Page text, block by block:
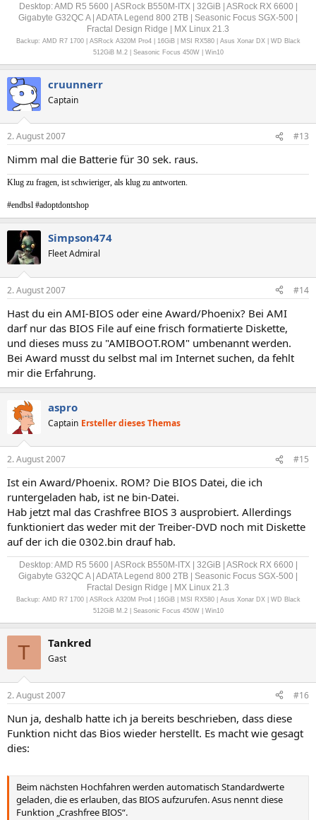
Desktop: AMD R5 5600 | ASRock B550M-ITX | 32GiB | ASRock RX 6600 |
Gigabyte G32QC A | ADATA Legend 800 2TB | Seasonic Focus SGX-500 |
Fractal Design Ridge | MX Linux 21.3
Backup: AMD R7 1700 | ASRock A320M Pro4 | 16GiB | MSI RX580 | Asus Xonar DX | WD Black
512GiB M.2 | Seasonic Focus 450W | Win10
cruunnerr
Captain
2. August 2007 #13
Nimm mal die Batterie für 30 sek. raus.
Klug zu fragen, ist schwieriger, als klug zu antworten.
#endbsl #adoptdontshop
Simpson474
Fleet Admiral
2. August 2007 #14
Hast du ein AMI-BIOS oder eine Award/Phoenix? Bei AMI
darf nur das BIOS File auf eine frisch formatierte Diskette,
und dieses muss zu "AMIBOOT.ROM" umbenannt werden.
Bei Award musst du selbst mal im Internet suchen, da fehlt
mir die Erfahrung.
aspro
Captain Ersteller dieses Themas
2. August 2007 #15
Ist ein Award/Phoenix. ROM? Die BIOS Datei, die ich
runtergeladen hab, ist ne bin-Datei.
Hab jetzt mal das Crashfree BIOS 3 ausprobiert. Allerdings
funktioniert das weder mit der Treiber-DVD noch mit Diskette
auf der ich die 0302.bin drauf hab.
Desktop: AMD R5 5600 | ASRock B550M-ITX | 32GiB | ASRock RX 6600 |
Gigabyte G32QC A | ADATA Legend 800 2TB | Seasonic Focus SGX-500 |
Fractal Design Ridge | MX Linux 21.3
Backup: AMD R7 1700 | ASRock A320M Pro4 | 16GiB | MSI RX580 | Asus Xonar DX | WD Black
512GiB M.2 | Seasonic Focus 450W | Win10
T Tankred
Gast
2. August 2007 #16
Nun ja, deshalb hatte ich ja bereits beschrieben, dass diese
Funktion nicht das Bios wieder herstellt. Es macht wie gesagt
dies:
Beim nächsten Hochfahren werden automatisch Standardwerte
geladen, die es erlauben, das BIOS aufzurufen. Asus nennt diese
Funktion „Crashfree BIOS“.